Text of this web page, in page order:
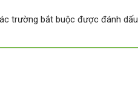
trường bắt buộc được đánh dấu